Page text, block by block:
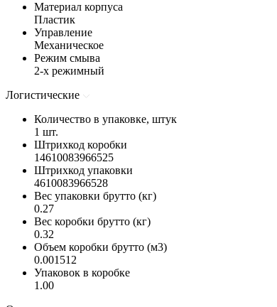
Материал корпуса
Пластик
Управление
Механическое
Режим смыва
2-х режимный
Логистические
Количество в упаковке, штук
1 шт.
Штрихкод коробки
14610083966525
Штрихкод упаковки
4610083966528
Вес упаковки брутто (кг)
0.27
Вес коробки брутто (кг)
0.32
Объем коробки брутто (м3)
0.001512
Упаковок в коробке
1.00